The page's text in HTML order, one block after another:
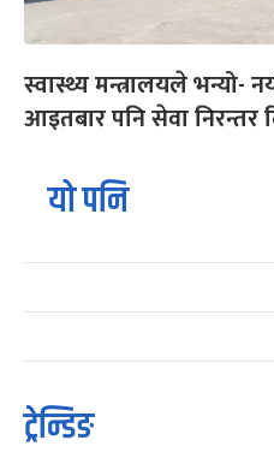
स्वास्थ्य मन्त्रालयले भन्यो-
आइतबार पनि सेवा निरन्तर
यो पनि
ट्रेन्डिङ